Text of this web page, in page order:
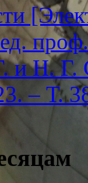
и Н. Г.
– Т.